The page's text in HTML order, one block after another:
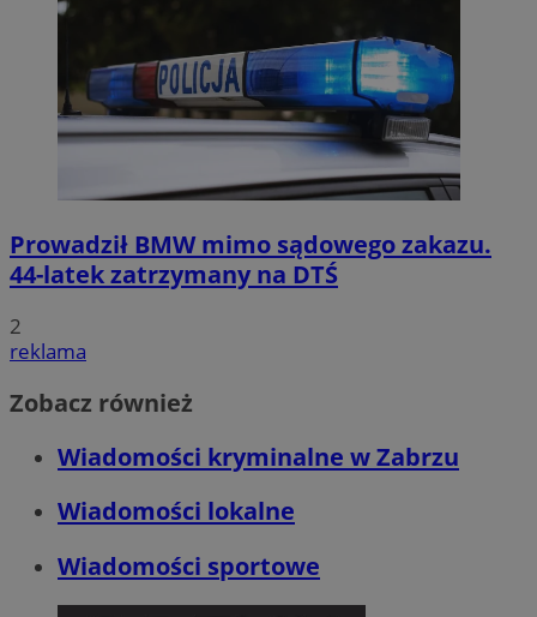
Prowadził BMW mimo sądowego zakazu.
44-latek zatrzymany na DTŚ
2
reklama
Zobacz również
Wiadomości kryminalne w Zabrzu
Wiadomości lokalne
Wiadomości sportowe